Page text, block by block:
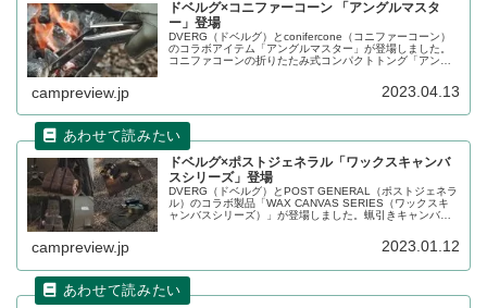
ドベルグ×コニファーコーン 「アングルマスタ
ー」登場
DVERG（ドベルグ）とconifercone（コニファーコーン）
のコラボアイテム「アングルマスター」が登場しました。
コニファコーンの折りたたみ式コンパクトトング「アング
campreview.jp 2023.04.13
ドベルグ×ポストジェネラル「ワックスキャンバ
スシリーズ」登場
DVERG（ドベルグ）とPOST GENERAL（ポストジェネラ
ル）のコラボ製品「WAX CANVAS SERIES（ワックスキ
ャンバスシリーズ）」が登場しました。蝋引きキャンバス
campreview.jp 2023.01.12